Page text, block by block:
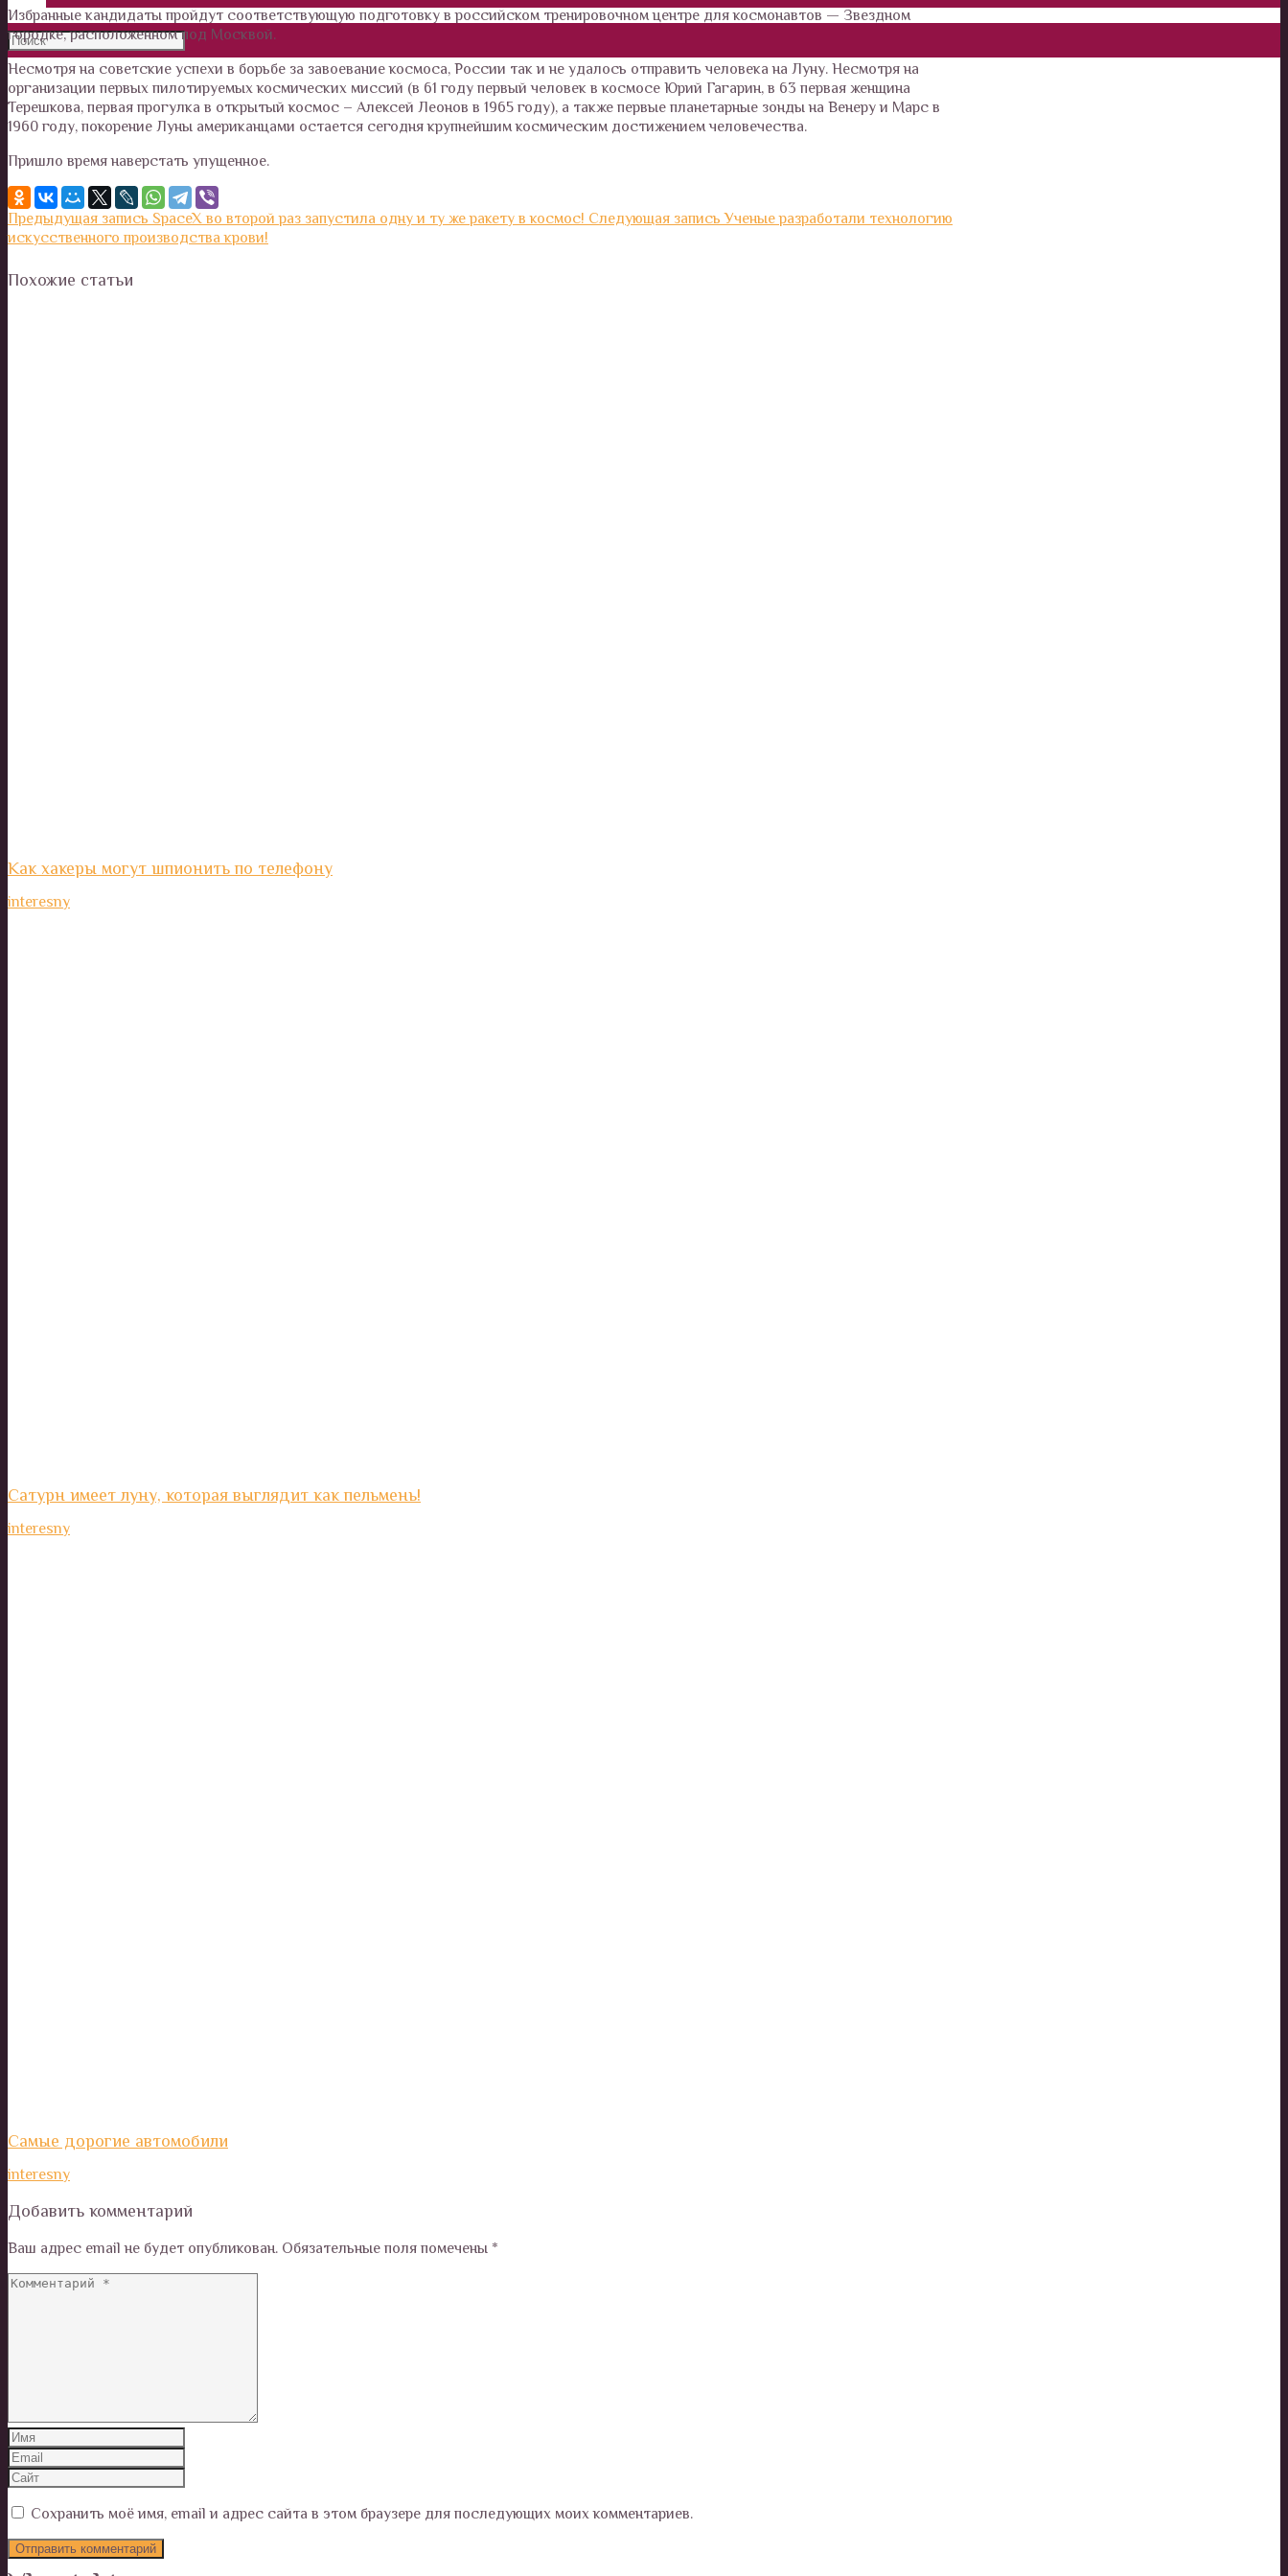
Избранные кандидаты пройдут соответствующую подготовку в российском тренировочном центре для космонавтов — Звездном
городке, расположенном под Москвой.
Несмотря на советские успехи в борьбе за завоевание космоса, России так и не удалось отправить человека на Луну. Несмотря на
организации первых пилотируемых космических миссий (в 61 году первый человек в космосе Юрий Гагарин, в 63 первая женщина
Терешкова, первая прогулка в открытый космос – Алексей Леонов в 1965 году), а также первые планетарные зонды на Венеру и Марс в
1960 году, покорение Луны американцами остается сегодня крупнейшим космическим достижением человечества.
Пришло время наверстать упущенное.
Предыдущая запись SpaceX во второй раз запустила одну и ту же ракету в космос! Следующая запись Ученые разработали технологию
искусственного производства крови!
Похожие статьи
Как хакеры могут шпионить по телефону
interesny
Сатурн имеет луну, которая выглядит как пельмень!
interesny
Самые дорогие автомобили
interesny
Добавить комментарий
Ваш адрес email не будет опубликован. Обязательные поля помечены *
Сохранить моё имя, email и адрес сайта в этом браузере для последующих моих комментариев.